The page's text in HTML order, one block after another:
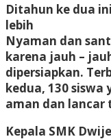
Ditahun ke dua
lebih
Nyaman dan
karena jauh –
dipersiapkan.
kedua, 130
aman dan lancar
Kepala SMK